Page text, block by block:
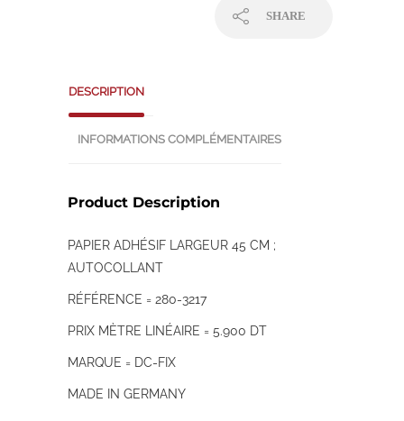
SHARE
DESCRIPTION
INFORMATIONS COMPLÉMENTAIRES
Product Description
PAPIER ADHÉSIF LARGEUR 45 CM ;
AUTOCOLLANT
RÉFÉRENCE = 280-3217
PRIX MÈTRE LINÉAIRE = 5.900 DT
MARQUE = DC-FIX
MADE IN GERMANY